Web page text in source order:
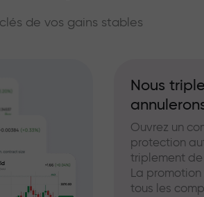
de vos gains stables
Nous
Ouvrez un
protection
triplement de
La
tous les